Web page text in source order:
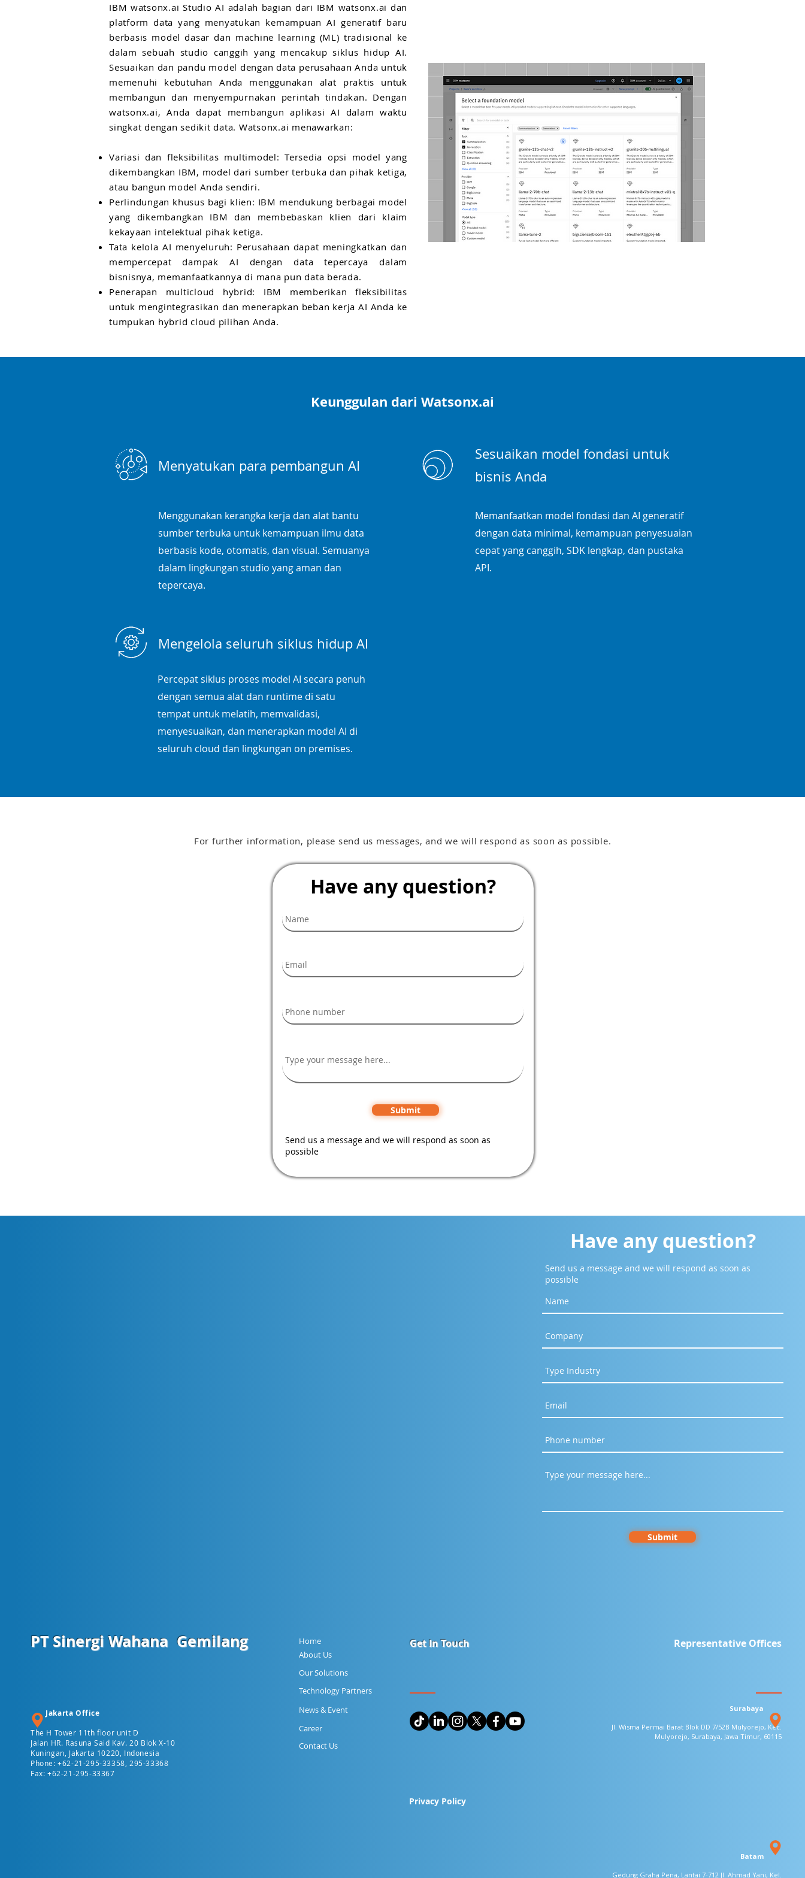
IBM watsonx.ai Studio AI adalah bagian dari IBM watsonx.ai dan
platform data yang menyatukan kemampuan AI generatif baru
berbasis model dasar dan machine learning (ML) tradisional ke
dalam sebuah studio canggih yang mencakup siklus hidup AI.
Sesuaikan dan pandu model dengan data perusahaan Anda untuk
memenuhi kebutuhan Anda menggunakan alat praktis untuk
membangun dan menyempurnakan perintah tindakan. Dengan
watsonx.ai, Anda dapat membangun aplikasi AI dalam waktu
singkat dengan sedikit data. Watsonx.ai menawarkan:
Variasi dan fleksibilitas multimodel: Tersedia opsi model yang
dikembangkan IBM, model dari sumber terbuka dan pihak ketiga,
atau bangun model Anda sendiri.
Perlindungan khusus bagi klien: IBM mendukung berbagai model
yang dikembangkan IBM dan membebaskan klien dari klaim
kekayaan intelektual pihak ketiga.
Tata kelola AI menyeluruh: Perusahaan dapat meningkatkan dan
mempercepat dampak AI dengan data tepercaya dalam
bisnisnya, memanfaatkannya di mana pun data berada.
Penerapan multicloud hybrid: IBM memberikan fleksibilitas
untuk mengintegrasikan dan menerapkan beban kerja AI Anda ke
tumpukan hybrid cloud pilihan Anda.
Keunggulan dari Watsonx.ai
Menyatukan para pembangun AI
Menggunakan kerangka kerja dan alat bantu
sumber terbuka untuk kemampuan ilmu data
berbasis kode, otomatis, dan visual. Semuanya
dalam lingkungan studio yang aman dan
tepercaya.
Sesuaikan model fondasi untuk
bisnis Anda
Memanfaatkan model fondasi dan AI generatif
dengan data minimal, kemampuan penyesuaian
cepat yang canggih, SDK lengkap, dan pustaka
API.
Mengelola seluruh siklus hidup AI
Percepat siklus proses model AI secara penuh
dengan semua alat dan runtime di satu
tempat untuk melatih, memvalidasi,
menyesuaikan, dan menerapkan model AI di
seluruh cloud dan lingkungan on premises.
For further information, please send us messages, and we will respond as soon as possible.
Have any question?
Submit
Send us a message and we will respond as soon as
possible
Have any question?
Send us a message and we will respond as soon as
possible
Submit
PT Sinergi Wahana Gemilang
Jakarta Office
The H Tower 11th floor unit D
Jalan HR. Rasuna Said Kav. 20 Blok X-10
Kuningan, Jakarta 10220, Indonesia
Phone: +62-21-295-33358, 295-33368
Fax: +62-21-295-33367
Home
About Us
Our Solutions
Technology Partners
News & Event
Career
Contact Us
Get In Touch Representative Offices
Surabaya
Jl. Wisma Permai Barat Blok DD 7/52B Mulyorejo, Kec.
Mulyorejo, Surabaya, Jawa Timur, 60115
Privacy Policy
Batam
Gedung Graha Pena, Lantai 7-712 Jl. Ahmad Yani, Kel.